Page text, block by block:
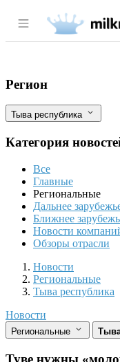
Раздел
Туве нужны
Фильтры
Регион
Тыва республика
Категория
Все
Главные
Региональные
Дальнее
Ближнее
Новости
Обзоры отрасли
Новости
Разделы
Новости
Региональные
Тыва республика
Новости
Региональные
Туве нужны